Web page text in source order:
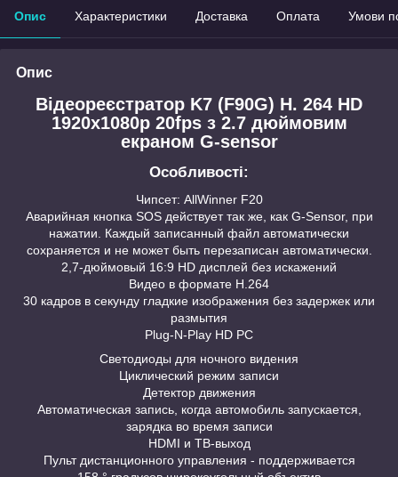
Опис Характеристики Доставка Оплата Умови
Опис
Відеореєстратор K7 (F90G) H. 264 HD
1920x1080p 20fps з 2.7 дюймовим
екраном G-sensor
Особливості:
Чипсет: AllWinner F20
Аварийная кнопка SOS действует так же, как G-Sensor, при
нажатии. Каждый записанный файл автоматически
сохраняется и не может быть перезаписан автоматически.
2,7-дюймовый 16:9 HD дисплей без искажений
Видео в формате H.264
30 кадров в секунду гладкие изображения без задержек или
размытия
Plug-N-Play HD PC
Светодиоды для ночного видения
Циклический режим записи
Детектор движения
Автоматическая запись, когда автомобиль запускается,
зарядка во время записи
HDMI и ТВ-выход
Пульт дистанционного управления - поддерживается